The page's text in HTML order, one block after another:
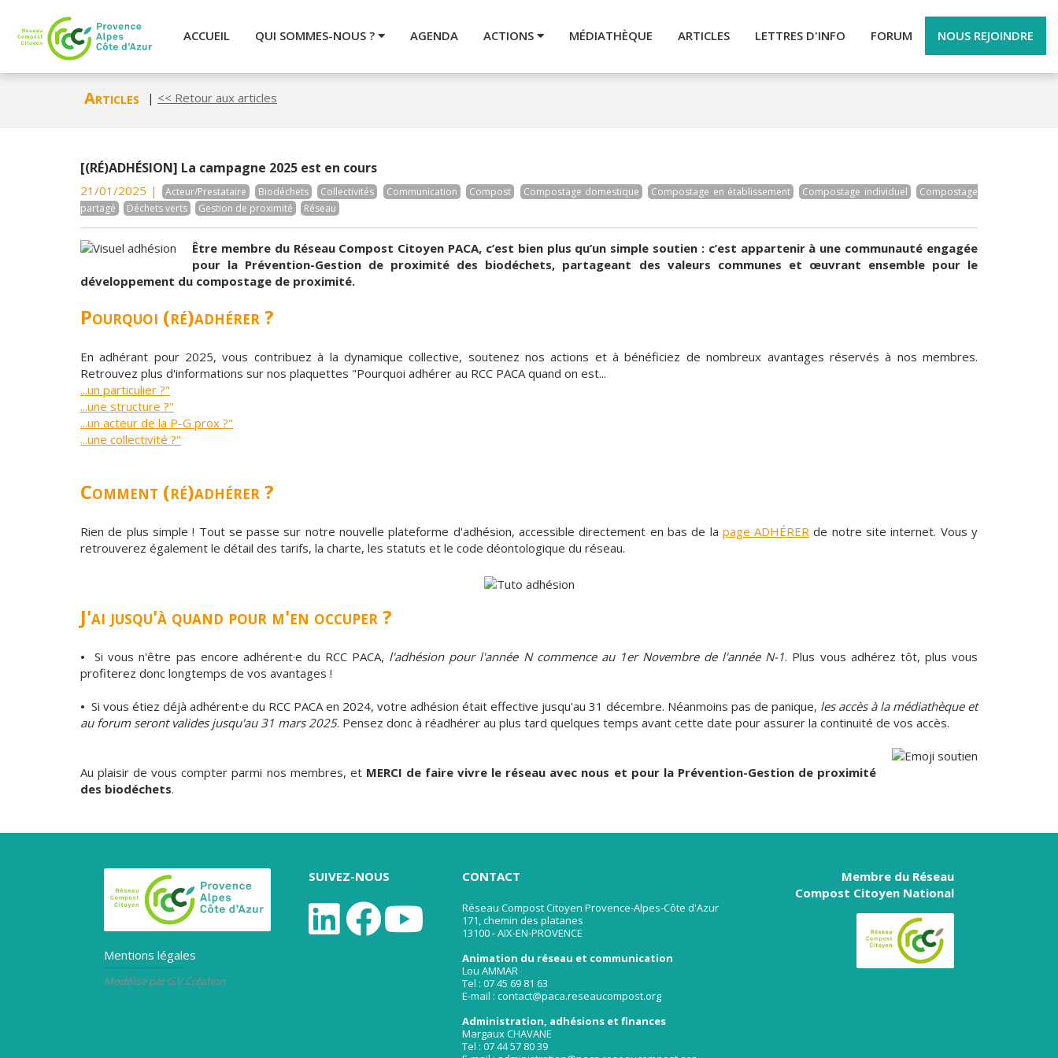
ACCUEIL QUI SOMMES-NOUS ? AGENDA ACTIONS MÉDIATHÈQUE ARTICLES LETTRES D'INFO FORUM NOUS REJOINDRE
Articles | << Retour aux articles
[(RÉ)ADHÉSION] La campagne 2025 est en cours
21/01/2025 | Acteur/Prestataire Biodéchets Collectivités Communication Compost Compostage domestique Compostage en établissement Compostage individuel
Compostage
partagé
Déchets verts Gestion de proximité Réseau
Être membre du Réseau Compost Citoyen PACA, c’est bien plus qu’un simple soutien : c’est appartenir à une communauté engagée
pour la Prévention-Gestion de proximité des biodéchets, partageant des valeurs communes et œuvrant ensemble pour le
développement du compostage de proximité.
Pourquoi (ré)adhérer ?
En adhérant pour 2025, vous contribuez à la dynamique collective, soutenez nos actions et à bénéficiez de nombreux avantages réservés à nos membres.
Retrouvez plus d'informations sur nos plaquettes "Pourquoi adhérer au RCC PACA quand on est...
...un particulier ?"
...une structure ?"
...un acteur de la P-G prox ?"
...une collectivité ?"
Comment (ré)adhérer ?
Rien de plus simple ! Tout se passe sur notre nouvelle plateforme d'adhésion, accessible directement en bas de la page ADHÉRER de notre site internet. Vous y
retrouverez également le détail des tarifs, la charte, les statuts et le code déontologique du réseau.
J'ai jusqu'à quand pour m'en occuper ?
• Si vous n'être pas encore adhérent·e du RCC PACA, l'adhésion pour l'année N commence au 1er Novembre de l'année N-1. Plus vous adhérez tôt, plus vous
profiterez donc longtemps de vos avantages !
• Si vous étiez déjà adhérent·e du RCC PACA en 2024, votre adhésion était effective jusqu'au 31 décembre. Néanmoins pas de panique, les accès à la médiathèque et
au forum seront valides jusqu'au 31 mars 2025. Pensez donc à réadhérer au plus tard quelques temps avant cette date pour assurer la continuité de vos accès.
Au plaisir de vous compter parmi nos membres, et MERCI de faire vivre le réseau avec nous et pour la Prévention-Gestion de proximité
des biodéchets.
Mentions légales
Modélisé par G.V.Création
SUIVEZ-NOUS CONTACT
Réseau Compost Citoyen Provence-Alpes-Côte d'Azur
171, chemin des platanes
13100 - AIX-EN-PROVENCE
Animation du réseau et communication
Lou AMMAR
Tel : 07 45 69 81 63
E-mail : contact@paca.reseaucompost.org
Administration, adhésions et finances
Margaux CHAVANE
Tel : 07 44 57 80 39
Membre du Réseau
Compost Citoyen National